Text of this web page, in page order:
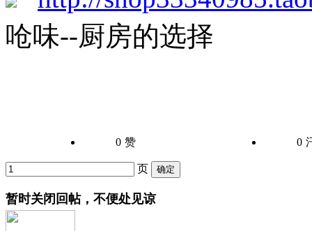
呛味--厨房的选择
0 赞 0
页
暂时关闭回帖，不便处见谅